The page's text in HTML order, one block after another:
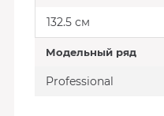
132.5 см
Модельный ряд
Professional